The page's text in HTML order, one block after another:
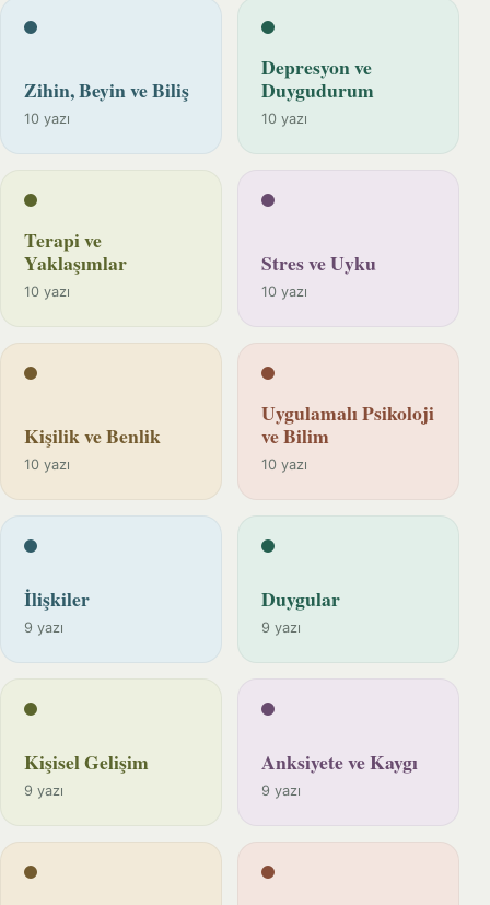
Zihin, Beyin ve Biliş
10 yazı
Depresyon ve
Duygudurum
10 yazı
Terapi ve
Yaklaşımlar
10 yazı
Stres ve Uyku
10 yazı
Kişilik ve Benlik
10 yazı
Uygulamalı Psikoloji
ve Bilim
10 yazı
İlişkiler
9 yazı
Duygular
9 yazı
Kişisel Gelişim
9 yazı
Anksiyete ve Kaygı
9 yazı